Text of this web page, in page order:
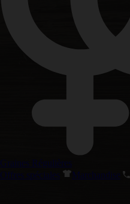
Graines Régulières
Offres spéciales
Marchandise